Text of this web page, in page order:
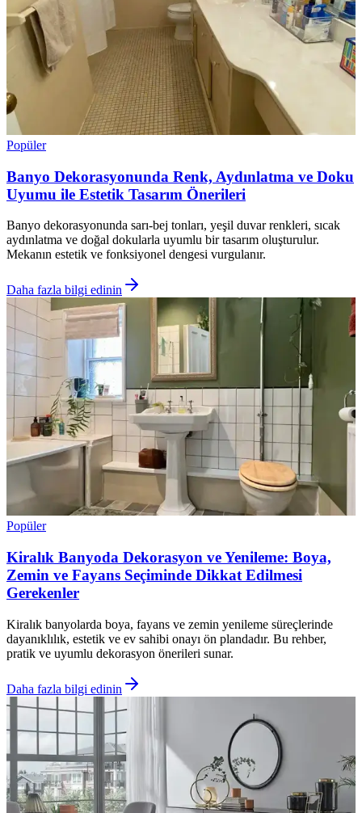
Popüler
Banyo Dekorasyonunda Renk, Aydınlatma ve Doku
Uyumu ile Estetik Tasarım Önerileri
Banyo dekorasyonunda sarı-bej tonları, yeşil duvar renkleri, sıcak
aydınlatma ve doğal dokularla uyumlu bir tasarım oluşturulur.
Mekanın estetik ve fonksiyonel dengesi vurgulanır.
Daha fazla bilgi edinin
Popüler
Kiralık Banyoda Dekorasyon ve Yenileme: Boya,
Zemin ve Fayans Seçiminde Dikkat Edilmesi
Gerekenler
Kiralık banyolarda boya, fayans ve zemin yenileme süreçlerinde
dayanıklılık, estetik ve ev sahibi onayı ön plandadır. Bu rehber,
pratik ve uyumlu dekorasyon önerileri sunar.
Daha fazla bilgi edinin